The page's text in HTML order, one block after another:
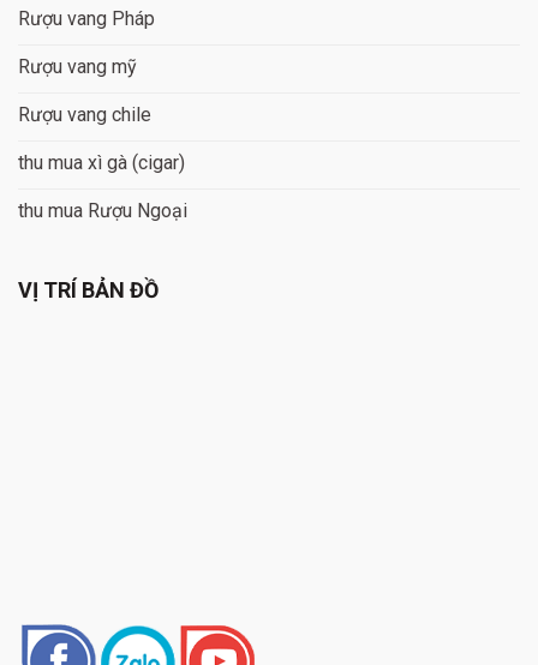
Rượu vang Pháp
Rượu vang mỹ
Rượu vang chile
thu mua xì gà (cigar)
thu mua Rượu Ngoại
VỊ TRÍ BẢN ĐỒ